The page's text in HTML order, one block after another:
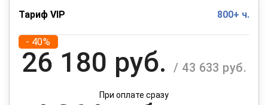
Тариф VIP 800+ ч.
- 40%
26 180 руб. / 43 633 руб.
При оплате сразу